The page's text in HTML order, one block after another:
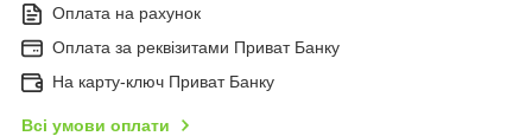
Оплата на рахунок
Оплата за реквізитами Приват Банку
На карту-ключ Приват Банку
Всі умови оплати